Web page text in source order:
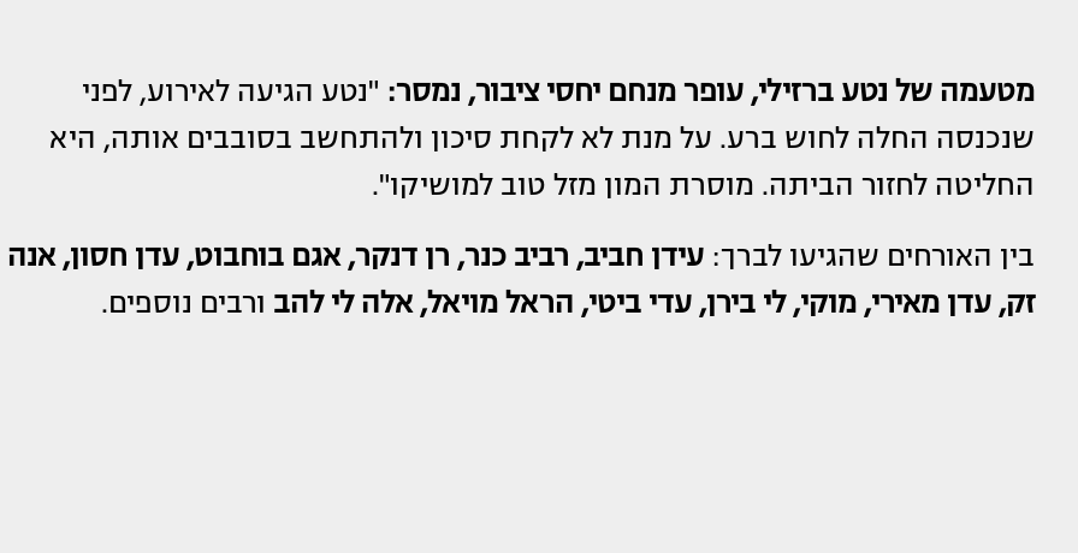
מטעמה של נטע ברזילי, עופר מנחם יחסי ציבור, נמסר: "נטע הגיעה לאירוע, לפני
שנכנסה החלה לחוש ברע. על מנת לא לקחת סיכון ולהתחשב בסובבים אותה, היא
החליטה לחזור הביתה. מוסרת המון מזל טוב למושיקו".
בין האורחים שהגיעו לברך:עידן חביב, רביב כנר, רן דנקר, אגם בוחבוט, עדן חסון, אנה
זק, עדן מאירי, מוקי, לי בירן, עדי ביטי, הראל מויאל, אלה לי להב ורבים נוספים.